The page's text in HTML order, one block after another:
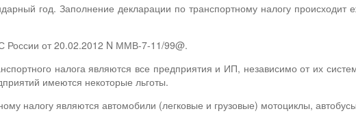
год. Заполнение декларации по транспортному налогу происходит
от 20.02.2012 N ММВ-7-11/99@.
налога являются все предприятия и ИП, независимо от их
имеются некоторые льготы.
налогу являются автомобили (легковые и грузовые) мотоциклы,